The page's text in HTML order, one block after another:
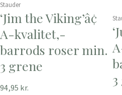
Stauder
‘Jim the Viking’â¢
A-kvalitet,-
barrods roser min.
3 grene
94,95 kr.